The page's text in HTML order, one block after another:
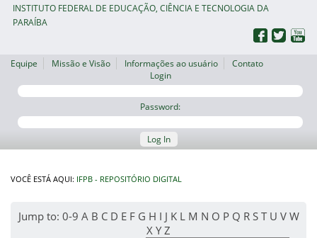
INSTITUTO FEDERAL DE EDUCAÇÃO, CIÊNCIA E TECNOLOGIA DA
PARAÍBA
Equipe Missão e Visão Informações ao usuário
Contato
Login
Password:
Log In
VOCÊ ESTÁ AQUI: IFPB - REPOSITÓRIO DIGITAL
Jump to: 0-9 A B C D E F G H I J K L M N O P Q R S T U V W
X Y Z